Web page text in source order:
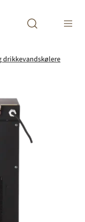
drikkevandskølere